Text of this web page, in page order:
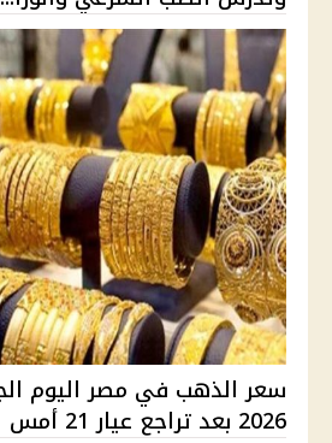
2026 بعد تراجع عيار 21 أمس